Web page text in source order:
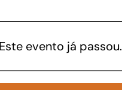
Este evento já passou.